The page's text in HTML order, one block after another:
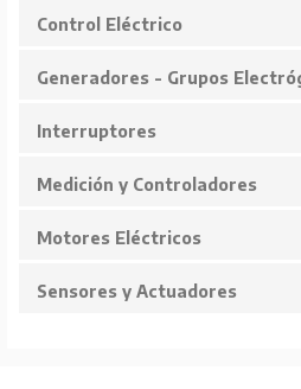
Control Eléctrico
Generadores - Grupos
Interruptores
Medición y Controladores
Motores Eléctricos
Sensores y Actuadores